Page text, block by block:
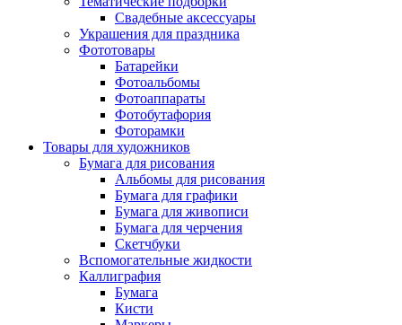
Свадебные аксессуары
Украшения для праздника
Фототовары
Батарейки
Фотоальбомы
Фотоаппараты
Фотобутафория
Фоторамки
Товары для художников
Бумага для рисования
Альбомы для рисования
Бумага для графики
Бумага для живописи
Бумага для черчения
Скетчбуки
Вспомогательные жидкости
Каллиграфия
Бумага
Кисти